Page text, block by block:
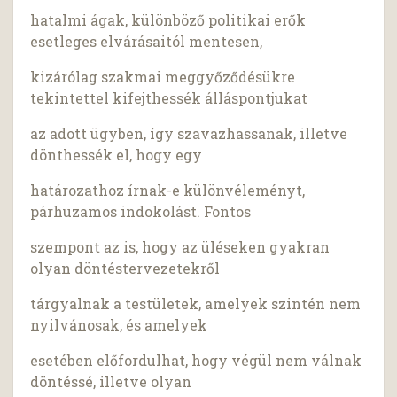
hatalmi ágak, különböző politikai erők
esetleges elvárásaitól mentesen,
kizárólag szakmai meggyőződésükre
tekintettel kifejthessék álláspontjukat
az adott ügyben, így szavazhassanak, illetve
dönthessék el, hogy egy
határozathoz írnak-e különvéleményt,
párhuzamos indokolást. Fontos
szempont az is, hogy az üléseken gyakran
olyan döntéstervezetekről
tárgyalnak a testületek, amelyek szintén nem
nyilvánosak, és amelyek
esetében előfordulhat, hogy végül nem válnak
döntéssé, illetve olyan